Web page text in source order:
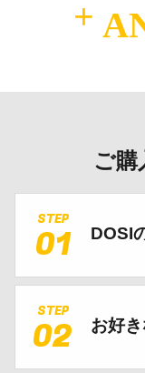
ご購
STEP
01 DOSI
STEP
02 お好